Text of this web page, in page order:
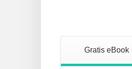
Gratis eBook